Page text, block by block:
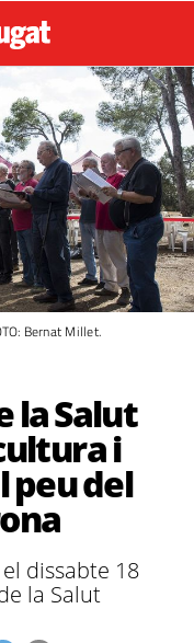
Bernat Millet.
la Salut
i
peu del
dissabte 18
la Salut